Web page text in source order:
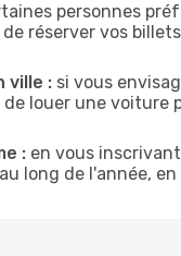
personnes
réserver vos
ville : si vous
louer une
: en vous
long de l'année,